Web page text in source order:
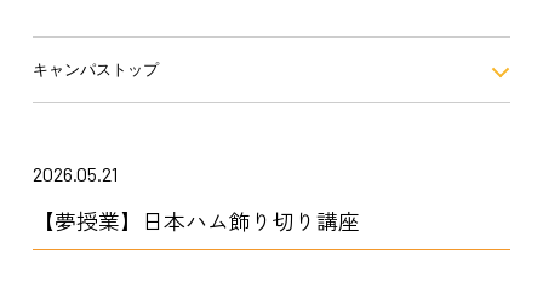
キャンパストップ
2026.05.21
【夢授業】日本ハム飾り切り講座